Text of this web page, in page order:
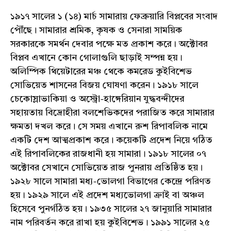
১৯১৭ সালের ১ (১৪) মার্চ সামারায় ফেব্রুয়ারি বিপ্লবের সংবাদ
পৌঁছে। সামারার শ্রমিক, কৃষক ও সেনারা সাময়িক
সরকারকে সমর্থন দেবার পক্ষে মত প্রকাশ করে। অক্টোবর
বিপ্লব এখানে কোন গোলাগুলি ছাড়াই সম্পন্ন হয়।
অলিম্পিক থিয়েটারের মঞ্চ থেকে কমরেড কুইবিশেভ
সোভিয়েত শাসনের বিজয় ঘোষণা করেন। ১৯১৮ সালে
চেকোস্লাভাকিয়া ও অস্ট্রো-হাঙ্গেরিয়ান যুদ্ধবন্দীদের
সহায়তায় বিদ্রোহীরা বলশেভিকদের পরাজিত করে সামারার
ক্ষমতা দখল করে। সে সময় এখানে রুশ রিপাবলিক নামে
একটি দেশ আত্মপ্রকাশ করে। কয়েকটি প্রদেশ নিয়ে গঠিত
এই রিপাবলিকের রাজধানী হয় সামারা। ১৯১৮ সালের ০৭
অক্টোবর সেখানে সোভিয়েত রাজ পুনরায় প্রতিষ্ঠিত হয়।
১৯২৮ সালে সামারা মধ্য-ভোলগা বিভাগের কেন্দ্রে পরিণত
হয়। ১৯২৯ সালে এই প্রদেশ মধ্যভোলগা ক্রাই বা অঞ্চল
হিসেবে পুনর্গঠিত হয়। ১৯৩৫ সালের ২৭ জানুয়ারি সামারার
নাম পরিবর্তন করে রাখা হয় কুইবিশেভ। ১৯৯১ সালের ২৫